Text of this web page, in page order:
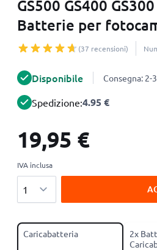
GS500 GS400
Batterie per
(37 recensioni)
Disponibile Consegna:
Spedizione:4.95 €
19,95 €
IVA inclusa
Caricabatteria
2x